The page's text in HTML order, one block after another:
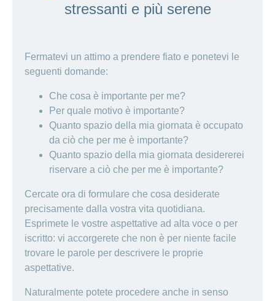
stressanti e più serene
Fermatevi un attimo a prendere fiato e ponetevi le
seguenti domande:
Che cosa è importante per me?
Per quale motivo è importante?
Quanto spazio della mia giornata è occupato
da ciò che per me è importante?
Quanto spazio della mia giornata desidererei
riservare a ciò che per me è importante?
Cercate ora di formulare che cosa desiderate
precisamente dalla vostra vita quotidiana.
Esprimete le vostre aspettative ad alta voce o per
iscritto: vi accorgerete che non è per niente facile
trovare le parole per descrivere le proprie
aspettative.
Naturalmente potete procedere anche in senso